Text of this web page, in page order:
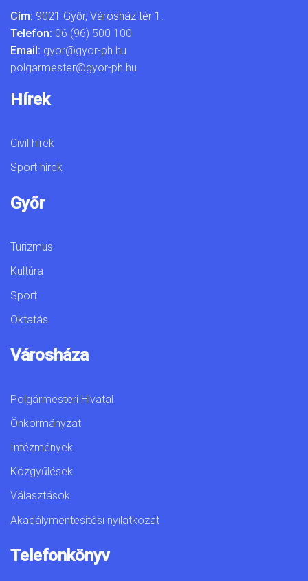
Cím: 9021 Győr, Városház tér 1.
Telefon: 06 (96) 500 100
Email: gyor@gyor-ph.hu
polgarmester@gyor-ph.hu
Hírek
Civil hírek
Sport hírek
Győr
Turizmus
Kultúra
Sport
Oktatás
Városháza
Polgármesteri Hivatal
Önkormányzat
Intézmények
Közgyűlések
Választások
Akadálymentesítési nyilatkozat
Telefonkönyv